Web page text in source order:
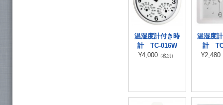
温湿度計付き時
計 TC-016W
¥4,000 （税別）
温湿度
計
¥2,480